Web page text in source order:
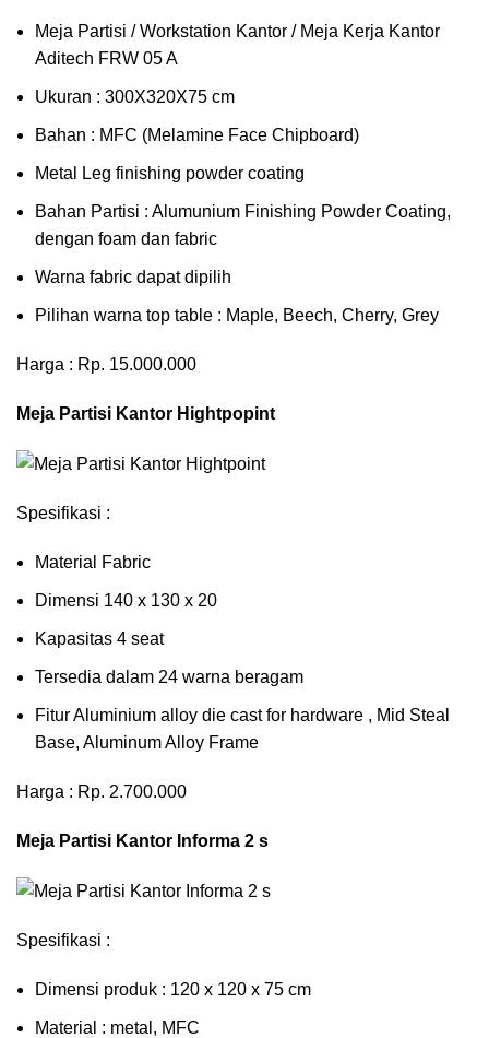
Meja Partisi / Workstation Kantor / Meja Kerja Kantor
Aditech FRW 05 A
Ukuran : 300X320X75 cm
Bahan : MFC (Melamine Face Chipboard)
Metal Leg finishing powder coating
Bahan Partisi : Alumunium Finishing Powder Coating,
dengan foam dan fabric
Warna fabric dapat dipilih
Pilihan warna top table : Maple, Beech, Cherry, Grey
Harga : Rp. 15.000.000
Meja Partisi Kantor Hightpopint
Spesifikasi :
Material Fabric
Dimensi 140 x 130 x 20
Kapasitas 4 seat
Tersedia dalam 24 warna beragam
Fitur Aluminium alloy die cast for hardware , Mid Steal
Base, Aluminum Alloy Frame
Harga : Rp. 2.700.000
Meja Partisi Kantor Informa 2 s
Spesifikasi :
Dimensi produk : 120 x 120 x 75 сm
Mаtеrіаl : metal, MFC